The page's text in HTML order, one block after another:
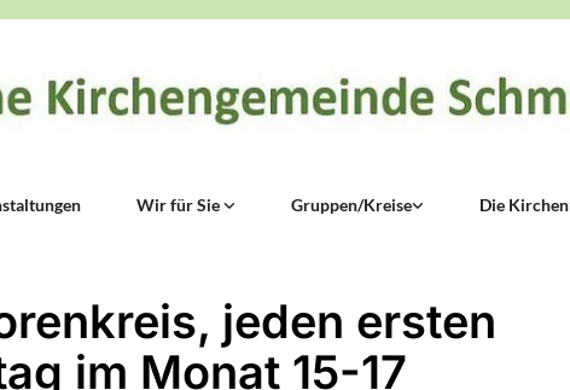
Wir für Sie Gruppen/Kreise Die Kirchen
jeden ersten
im Monat 15-17